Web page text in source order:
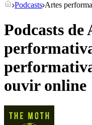
Podcasts Artes
Podcasts de
ouvir online